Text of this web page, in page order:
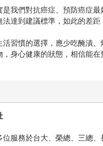
是我們對抗癌症、預防癌症
法達到建議標準，如此的差
活習慣的選擇，應少吃醃漬
，身心健康的狀態，相信能在
位服務於台大、榮總、三總